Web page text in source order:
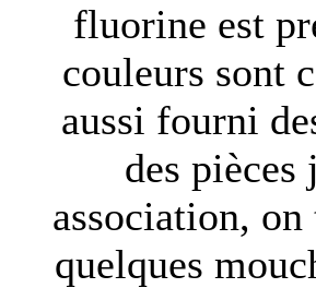
fluorine est
couleurs sont
aussi fourni
des pièces
association,
quelques